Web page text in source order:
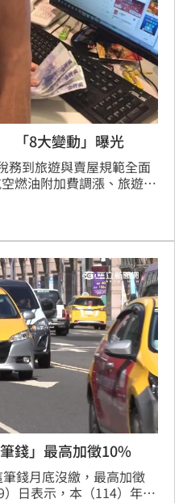
「8大變動」曝光
務到旅遊與賣屋規範全面
燃油附加費調漲、旅遊不
記，以免影響日常生活、
錢」最高加徵10%
錢月底沒繳，最高加徵
日表示，本（114）年營